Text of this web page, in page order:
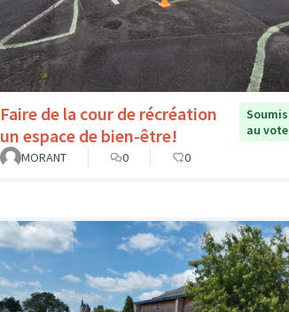
Faire de la cour de récréation
un espace de bien-être!
Soumis
au vote
MORANT
0 0